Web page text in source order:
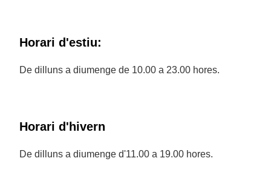
Horari d'estiu:
De dilluns a diumenge de 10.00 a 23.00 hores.
Horari d'hivern
De dilluns a diumenge d'11.00 a 19.00 hores.